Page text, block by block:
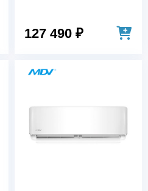
127 490 ₽